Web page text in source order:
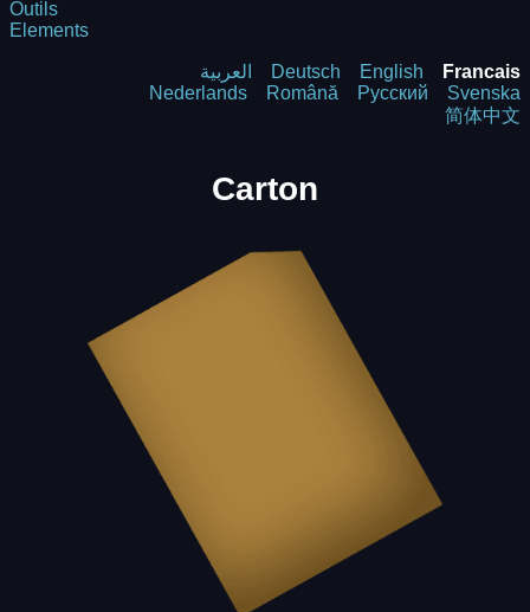
Outils
Elements
العربية Deutsch English
Francais
Nederlands
Română Русский
Svenska
简体中文
Carton